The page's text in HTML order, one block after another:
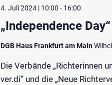
„Independence
4. Juli 2024 | 10:00 - 16:00
DGB Haus Frankfurt am Main
Die Verbände „Richterinnen
ver.di“ und die „Neue